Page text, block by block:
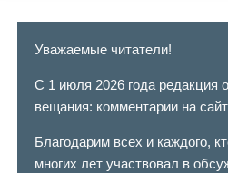
Уважаемые читатели!
С 1 июля 2026 года редакция
вещания: комментарии на
Благодарим всех и каждого,
многих лет участвовал в